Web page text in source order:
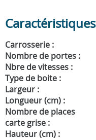
Carrosserie :
Nombre de portes :
Nbre de vitesses :
Type de boite :
Largeur :
Longueur (cm) :
Nombre de places
carte grise :
Hauteur (cm) :